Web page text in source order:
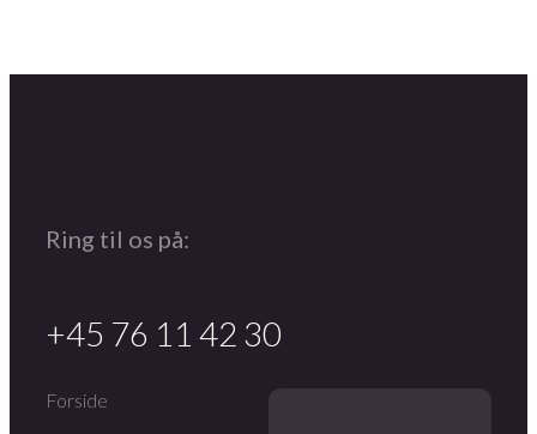
Ring til os på:
+45 76 11 42 30
Forside